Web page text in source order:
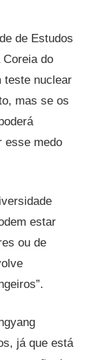
de Estudos
Coreia do
teste nuclear
mas se os
esse medo
estar
ou de
já que está